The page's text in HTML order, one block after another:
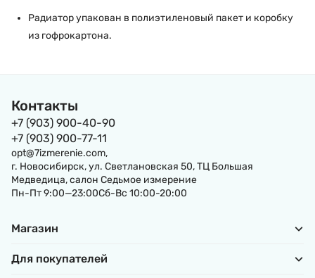
Радиатор упакован в полиэтиленовый пакет и коробку
из гофрокартона.
Контакты
+7 (903) 900-40-90
+7 (903) 900-77-11
opt@7izmerenie.com,
г. Новосибирск, ул. Светлановская 50, ТЦ Большая
Медведица, салон Седьмое измерение
Пн-Пт 9:00—23:00Сб-Вс 10:00-20:00
Магазин
Для покупателей